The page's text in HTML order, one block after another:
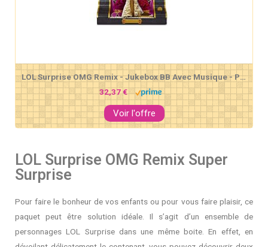
LOL Surprise OMG Remix - Jukebox BB Avec Musique - Poupée Mannequin & Accessoires - Edition Collector 2020
32,37 €
Voir l'offre
LOL Surprise OMG Remix Super
Surprise
Pour faire le bonheur de vos enfants ou pour vous faire plaisir, ce
paquet peut être solution idéale. Il s’agit d’un ensemble de
personnages LOL Surprise dans une même boite. En effet, en